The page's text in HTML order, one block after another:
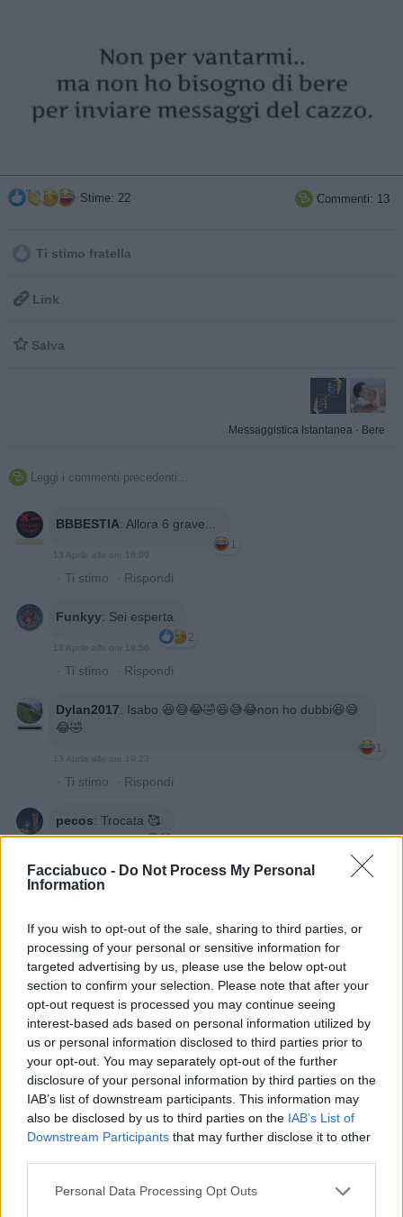
Facciabuco - Do Not Process My Personal
Information
If you wish to opt-out of the sale, sharing to third parties, or
processing of your personal or sensitive information for
targeted advertising by us, please use the below opt-out
section to confirm your selection. Please note that after your
opt-out request is processed you may continue seeing
interest-based ads based on personal information utilized by
us or personal information disclosed to third parties prior to
your opt-out. You may separately opt-out of the further
disclosure of your personal information by third parties on the
IAB’s list of downstream participants. This information may
also be disclosed by us to third parties on the IAB’s List of
Downstream Participants that may further disclose it to other
Personal Data Processing Opt Outs
Stime: 22  Commenti: 13
Ti stimo fratella
 Link
 Salva
Messaggistica Istantanea · Bere
 Leggi i commenti precedenti...
BBBESTIA: Allora 6 grave...
1
13 Aprile alle ore 16:09
· Ti stimo · Rispondi
Funkyy: Sei esperta
2
13 Aprile alle ore 18:56
· Ti stimo · Rispondi
Dylan2017: Isabo 😆😅😂🤣😆😅😂non ho dubbi😆😅
😂🤣
1
13 Aprile alle ore 19:23
· Ti stimo · Rispondi
pecos: Trocata 🥰
2
·Ti stimo ·Rispondi
1
14 Aprile alle ore 06:25
·Ti stimo·Rispondi
Isabo:Buongiorno CapitanFracassa ☕️ 🍪 🤗
1
14 Aprile alle ore 06:27
·Ti stimo· Rispondi
Bestiaccia
BuDell0DeTuMa livello 7